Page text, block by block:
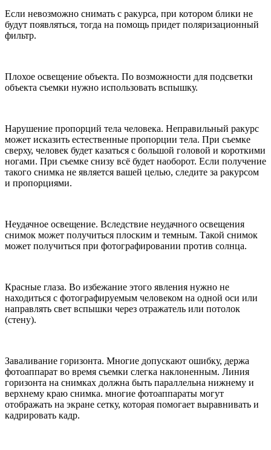
Если невозможно снимать с ракурса, при котором блики не
будут появляться, тогда на помощь придет поляризационный
фильтр.
Плохое освещение объекта. По возможности для подсветки
объекта съемки нужно использовать вспышку.
Нарушение пропорций тела человека. Неправильный ракурс
может исказить естественные пропорции тела. При съемке
сверху, человек будет казаться с большой головой и короткими
ногами. При съемке снизу всё будет наоборот. Если получение
такого снимка не является вашей целью, следите за ракурсом
и пропорциями.
Неудачное освещение. Вследствие неудачного освещения
снимок может получиться плоским и темным. Такой снимок
может получиться при фотографировании против солнца.
Красные глаза. Во избежание этого явления нужно не
находиться с фотографируемым человеком на одной оси или
направлять свет вспышки через отражатель или потолок
(стену).
Заваливание горизонта. Многие допускают ошибку, держа
фотоаппарат во время съемки слегка наклоненным. Линия
горизонта на снимках должна быть параллельна нижнему и
верхнему краю снимка. многие фотоаппараты могут
отображать на экране сетку, которая помогает выравнивать и
кадрировать кадр.